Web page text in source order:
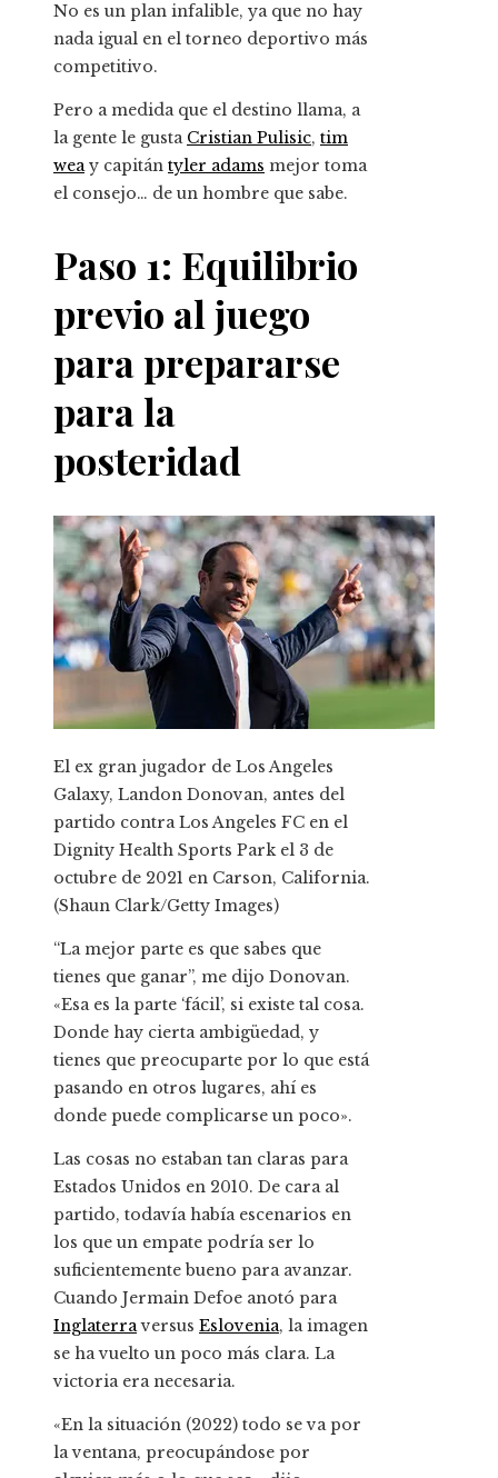
No es un plan infalible, ya que no hay
nada igual en el torneo deportivo más
competitivo.
Pero a medida que el destino llama, a
la gente le gusta Cristian Pulisic, tim
weay capitán tyler adams mejor toma
el consejo… de un hombre que sabe.
Paso 1: Equilibrio
previo al juego
para prepararse
para la
posteridad
El ex gran jugador de Los Angeles
Galaxy, Landon Donovan, antes del
partido contra Los Angeles FC en el
Dignity Health Sports Park el 3 de
octubre de 2021 en Carson, California.
(Shaun Clark/Getty Images)
“La mejor parte es que sabes que
tienes que ganar”, me dijo Donovan.
«Esa es la parte ‘fácil’, si existe tal cosa.
Donde hay cierta ambigüedad, y
tienes que preocuparte por lo que está
pasando en otros lugares, ahí es
donde puede complicarse un poco».
Las cosas no estaban tan claras para
Estados Unidos en 2010. De cara al
partido, todavía había escenarios en
los que un empate podría ser lo
suficientemente bueno para avanzar.
Cuando Jermain Defoe anotó para
Inglaterraversus Eslovenia, la imagen
se ha vuelto un poco más clara. La
victoria era necesaria.
«En la situación (2022) todo se va por
la ventana, preocupándose por